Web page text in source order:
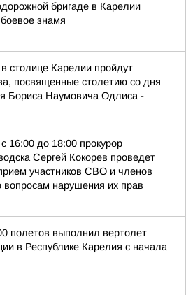
бригаде в Карелии
знамя
столице Карелии пройдут
посвященные столетию со дня
Бориса Наумовича Одлиса -
16:00 до 18:00 прокурор
Сергей Кокорев проведет
участников СВО и членов
вопросам нарушения их прав
полетов выполнил вертолет
в Республике Карелия с начала